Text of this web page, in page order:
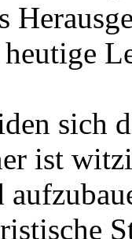
sich
ist